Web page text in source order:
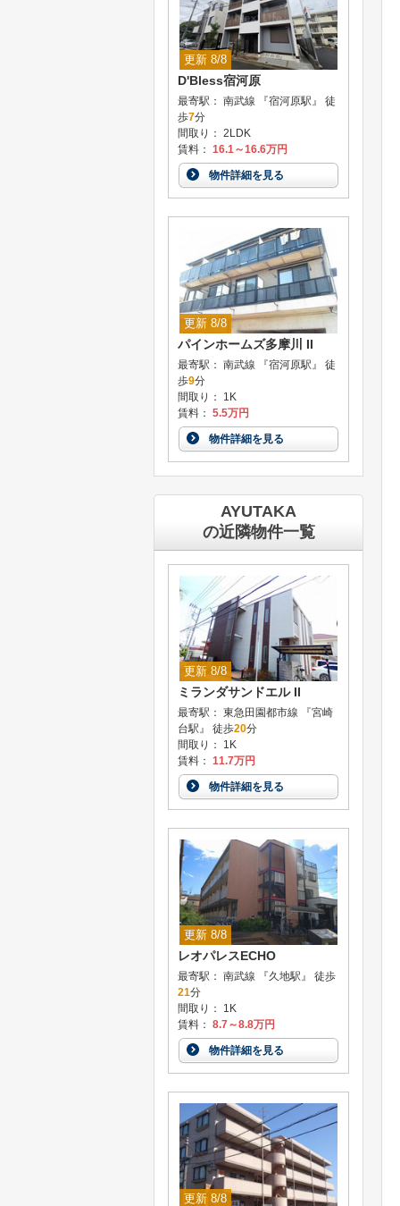
更新 8/8
D'Bless宿河原
最寄駅： 南武線 『宿河原駅』 徒
歩7分
間取り： 2LDK
賃料： 16.1～16.6万円
物件詳細を見る
更新 8/8
パインホームズ多摩川 II
最寄駅： 南武線 『宿河原駅』 徒
歩9分
間取り： 1K
賃料： 5.5万円
物件詳細を見る
AYUTAKA
の近隣物件一覧
更新 8/8
ミランダサンドエル II
最寄駅： 東急田園都市線 『宮崎
台駅』 徒歩20分
間取り： 1K
賃料： 11.7万円
物件詳細を見る
更新 8/8
レオパレスECHO
最寄駅： 南武線 『久地駅』 徒歩
21分
間取り： 1K
賃料： 8.7～8.8万円
物件詳細を見る
更新 8/8